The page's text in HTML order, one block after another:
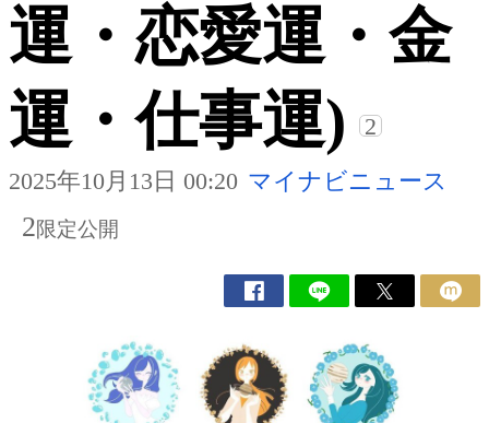
運・恋愛運・金
運・仕事運)
2
2025年10月13日 00:20 マイナビニュース
2限定公開